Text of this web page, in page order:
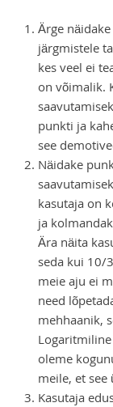
Ärge
järgmistele
kes veel ei
on võimalik.
punkti ja
see
Näidake
kasutaja on
ja
Ära näita
seda kui 10/
meie aju ei
need
mehhaanik,
oleme
meile, et see
Kasutaja